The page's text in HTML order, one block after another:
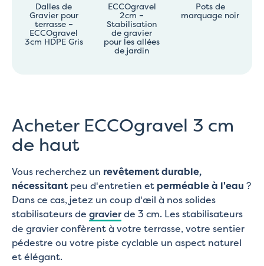
Dalles de
Gravier pour
terrasse –
ECCOgravel
3cm HDPE Gris
ECCOgravel
2cm –
Stabilisation
de gravier
pour les allées
de jardin
Pots de
marquage noir
Acheter ECCOgravel 3 cm
de haut
Vous recherchez un revêtement durable,
nécessitantpeu d'entretien et perméable à l'eau ?
Dans ce cas, jetez un coup d'œil à nos solides
stabilisateurs de gravierde 3 cm. Les stabilisateurs
de gravier confèrent à votre terrasse, votre sentier
pédestre ou votre piste cyclable un aspect naturel
et élégant.